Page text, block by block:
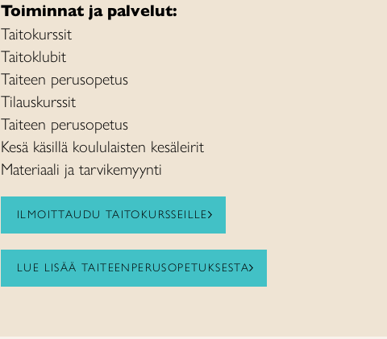
Toiminnat ja palvelut:
Taitokurssit
Taitoklubit
Taiteen perusopetus
Tilauskurssit
Taiteen perusopetus
Kesä käsillä koululaisten kesäleirit
Materiaali ja tarvikemyynti
ILMOITTAUDU TAITOKURSSEILLE
LUE LISÄÄ TAITEENPERUSOPETUKSESTA